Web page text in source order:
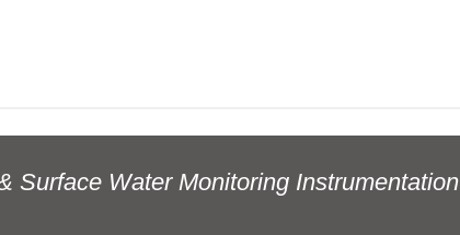
Surface Water Monitoring Instrumentation